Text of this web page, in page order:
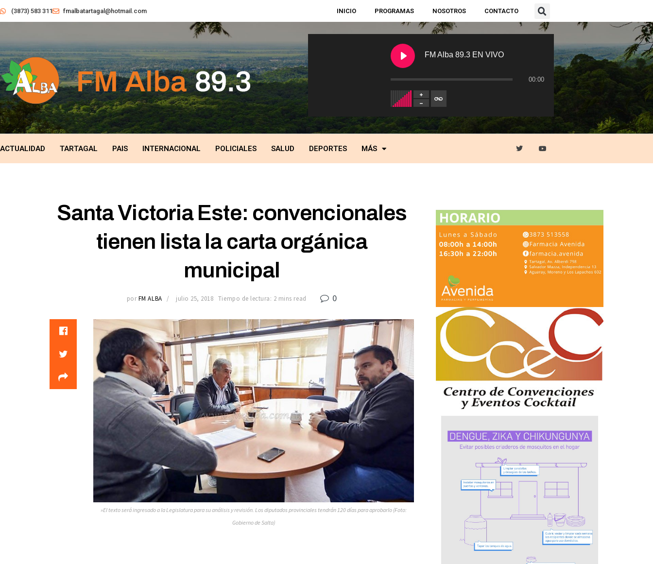
(3873) 583 311 fmalbatartagal@hotmail.com INICIO PROGRAMAS NOSOTROS CONTACTO
FM Alba 89.3 EN VIVO
00:00
ACTUALIDAD TARTAGAL PAIS INTERNACIONAL POLICIALES SALUD DEPORTES MÁS
Santa Victoria Este: convencionales
tienen lista la carta orgánica
municipal
por FM ALBA julio 25, 2018 Tiempo de lectura: 2 mins read 0
»El texto será ingresado a la Legislatura para su análisis y revisión. Los diputados provinciales tendrán 120 días para aprobarlo (Foto:
Gobierno de Salta)